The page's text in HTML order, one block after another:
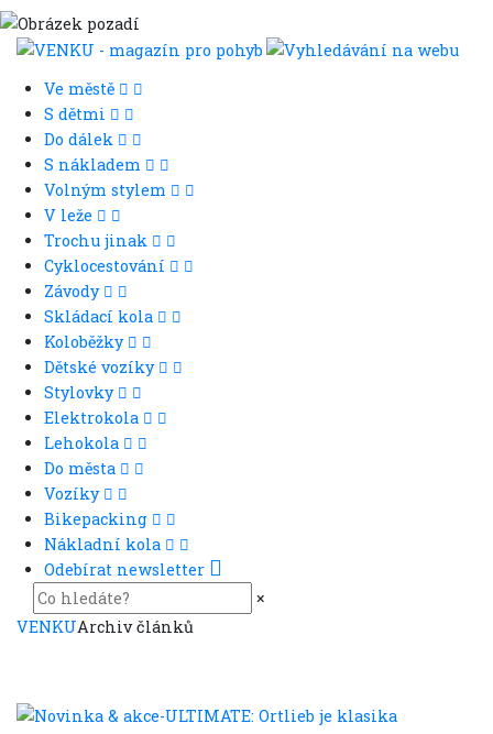
Ve městě
S dětmi
Do dálek
S nákladem
Volným stylem
V leže
Trochu jinak
Cyklocestování
Závody
Skládací kola
Koloběžky
Dětské vozíky
Stylovky
Elektrokola
Lehokola
Do města
Vozíky
Bikepacking
Nákladní kola
Odebírat newsletter
×
VENKUArchiv článků